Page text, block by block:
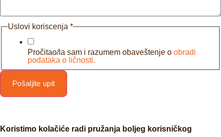
Uslovi koriscenja *
Pročitao/la sam i razumem obaveštenje o obradi
podataka o ličnosti.
Pošaljite upit
Koristimo kolačiće radi pružanja boljeg korisničkog